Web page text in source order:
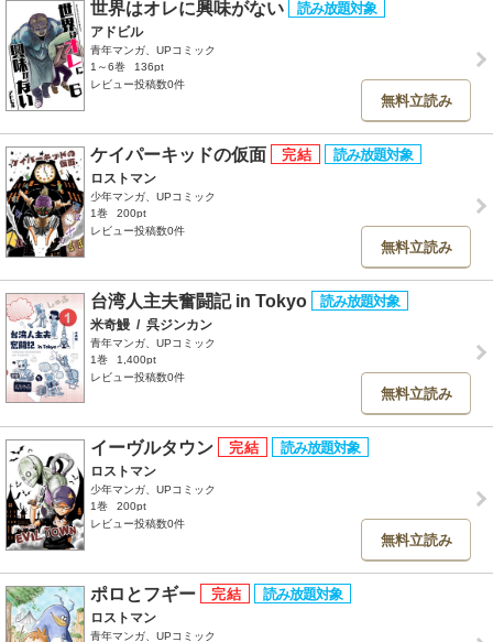
世界はオレに興味がない
アドビル
青年マンガ、UPコミック
1～6巻
136pt
レビュー投稿数0件
無料立読み
ケイパーキッドの仮面
ロストマン
少年マンガ、UPコミック
1巻
200pt
レビュー投稿数0件
無料立読み
台湾人主夫奮闘記 in Tokyo
米奇鰻 / 呉ジンカン
青年マンガ、UPコミック
1巻
1,400pt
レビュー投稿数0件
無料立読み
イーヴルタウン
ロストマン
少年マンガ、UPコミック
1巻
200pt
レビュー投稿数0件
無料立読み
ポロとフギー
ロストマン
青年マンガ、UPコミック